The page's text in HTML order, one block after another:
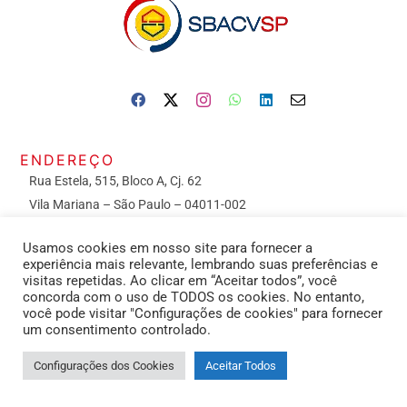
ENDEREÇO
Rua Estela, 515, Bloco A, Cj. 62
Vila Mariana – São Paulo – 04011-002
ATENDIMENTO de 9h às 18h
CONTATOS
Secretaria: (11) 2391-3413
Usamos cookies em nosso site para fornecer a
experiência mais relevante, lembrando suas preferências e
visitas repetidas. Ao clicar em “Aceitar todos”, você
concorda com o uso de TODOS os cookies. No entanto,
você pode visitar "Configurações de cookies" para fornecer
um consentimento controlado.
Configurações dos Cookies Aceitar Todos